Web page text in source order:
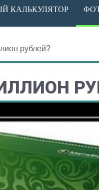
КАЛЬКУЛЯТОР
рублей?